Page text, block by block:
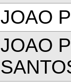
JOAO
JOAO